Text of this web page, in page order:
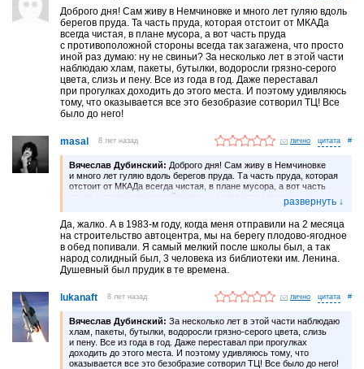
Доброго дня! Сам живу в Немчиновке и много лет гуляю вдоль
берегов пруда. Та часть пруда, которая отстоит от МКАДа
всегда чистая, в плане мусора, а вот часть пруда
с противоположной стороны всегда так загажена, что просто
иной раз думаю: ну не свиньи? За несколько лет в этой части
наблюдаю хлам, пакеты, бутылки, водоросли грязно-серого
цвета, слизь и пену. Все из года в год. Даже переставал
при прогулках доходить до этого места. И поэтому удивляюсь
тому, что оказывается все это безобразие сотворил ТЦ! Все
было до него!
masal 8 лет назад лично #
Вячеслав Дубинский: Доброго дня! Сам живу в Немчиновке
и много лет гуляю вдоль берегов пруда. Та часть пруда, которая
отстоит от МКАДа всегда чистая, в плане мусора, а вот часть
пруда с противоположной стороны всегда так загажена, что
просто иной раз думаю: ну не свиньи? За несколько лет в этой
цвета, слизь и пену. Все из года в год. Даже переставал
при прогулках доходить до этого места. И поэтому удивляюсь
тому, что оказывается все это безобразие сотворил ТЦ! Все
было до него!
Да, жалко. А в 1983-м году, когда меня отправили на 2 месяца
на строительство автоцентра, мы на берегу плодово-ягодное
в обед попивали. Я самый мелкий после школы был, а так
народ солидный был, 3 человека из библиотеки им. Ленина.
Душевный был прудик в те времена.
lukanaft 8 лет назад лично #
Вячеслав Дубинский: За несколько лет в этой части наблюдаю
хлам, пакеты, бутылки, водоросли грязно-серого цвета, слизь
и пену. Все из года в год. Даже переставал при прогулках
доходить до этого места. И поэтому удивляюсь тому, что
оказывается все это безобразие сотворил ТЦ! Все было до него!